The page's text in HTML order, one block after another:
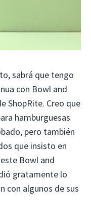
sabrá que tengo
con Bowl and
ShopRite. Creo que
hamburguesas
pero también
que insisto en
Bowl and
gratamente lo
con algunos de sus